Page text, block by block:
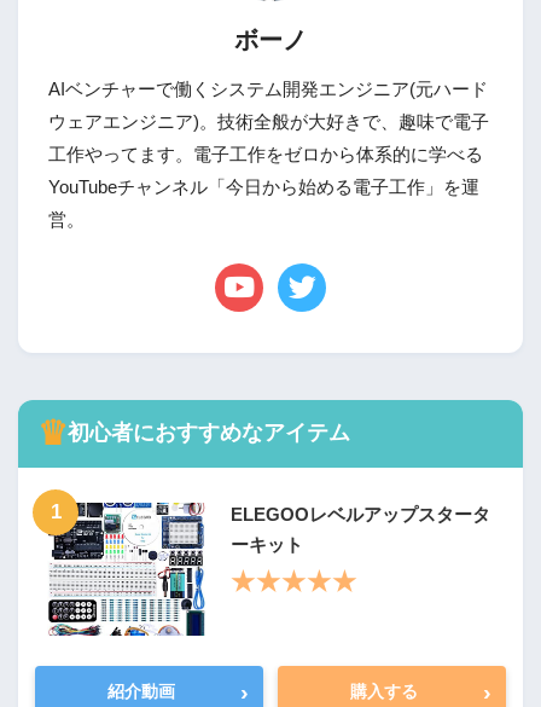
ボーノ
AIベンチャーで働くシステム開発エンジニア(元ハード
ウェアエンジニア)。技術全般が大好きで、趣味で電子
工作やってます。電子工作をゼロから体系的に学べる
YouTubeチャンネル「今日から始める電子工作」を運
営。
♛初心者におすすめなアイテム
1
ELEGOOレベルアップスタータ
ーキット
★★★★★
紹介動画 › 購入する ›